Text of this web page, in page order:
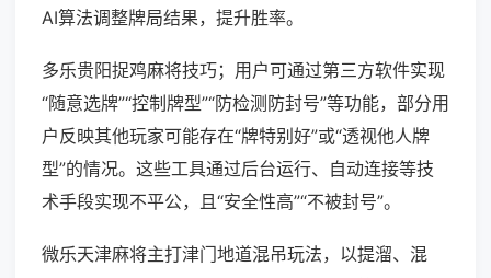
AI算法调整牌局结果，提升胜率。
多乐贵阳捉鸡麻将技巧；用户可通过第三方软件实现
“随意选牌”“控制牌型”“防检测防封号”等功能，部分用
户反映其他玩家可能存在“牌特别好”或“透视他人牌
型”的情况。这些工具通过后台运行、自动连接等技
术手段实现不平公，且“安全性高”“不被封号”。
微乐天津麻将主打津门地道混吊玩法，以提溜、混